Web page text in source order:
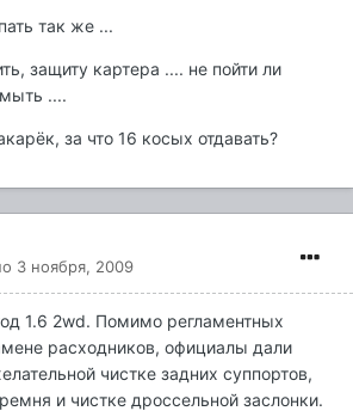
так же ...
защиту картера .... не пойти ли
....
за что 16 косых отдавать?
3 ноября, 2009
1.6 2wd. Помимо регламентных
расходников, официалы дали
чистке задних суппортов,
и чистке дроссельной заслонки.